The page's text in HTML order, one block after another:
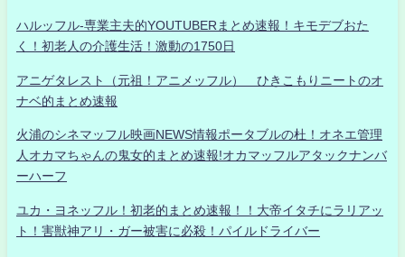
ハルッフル-専業主夫的YOUTUBERまとめ速報！キモデブおた
く！初老人の介護生活！激動の1750日
アニゲタレスト（元祖！アニメッフル） ひきこもりニートのオ
ナベ的まとめ速報
火浦のシネマッフル映画NEWS情報ポータブルの杜！オネエ管理
人オカマちゃんの鬼女的まとめ速報!オカマッフルアタックナンバ
ーハーフ
ユカ・ヨネッフル！初老的まとめ速報！！大帝イタチにラリアッ
ト！害獣神アリ・ガー被害に必殺！パイルドライバー